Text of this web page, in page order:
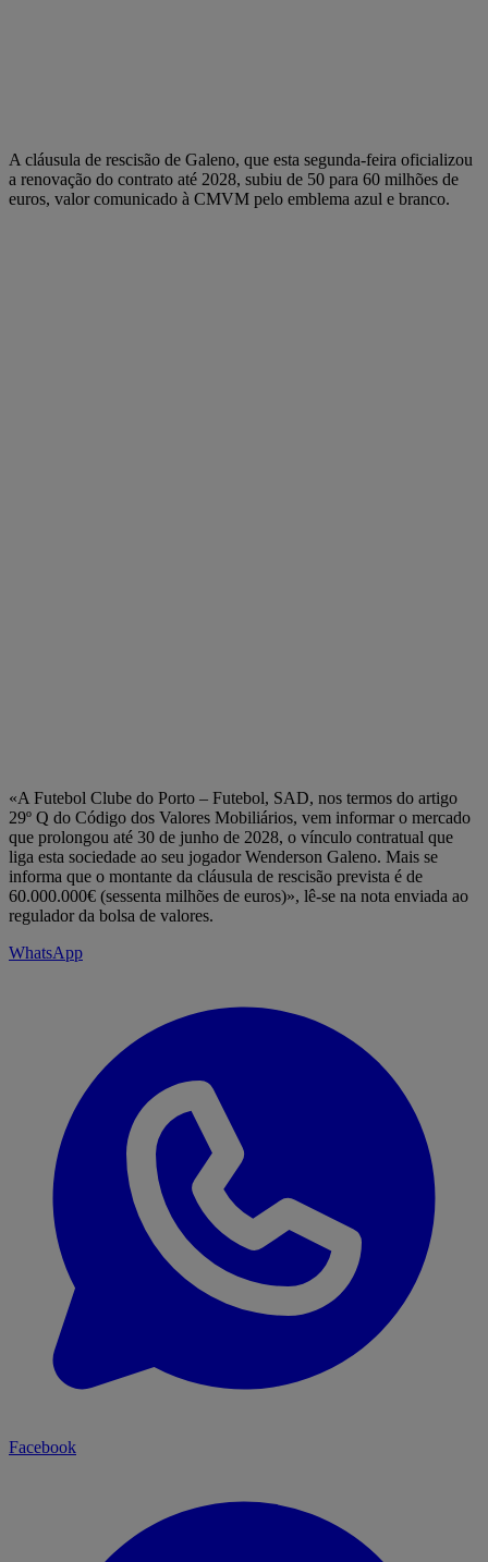
A cláusula de rescisão de Galeno, que esta segunda-feira oficializou
a renovação do contrato até 2028, subiu de 50 para 60 milhões de
euros, valor comunicado à CMVM pelo emblema azul e branco.
«A Futebol Clube do Porto – Futebol, SAD, nos termos do artigo
29º Q do Código dos Valores Mobiliários, vem informar o mercado
que prolongou até 30 de junho de 2028, o vínculo contratual que
liga esta sociedade ao seu jogador Wenderson Galeno. Mais se
informa que o montante da cláusula de rescisão prevista é de
60.000.000€ (sessenta milhões de euros)», lê-se na nota enviada ao
regulador da bolsa de valores.
WhatsApp
Facebook